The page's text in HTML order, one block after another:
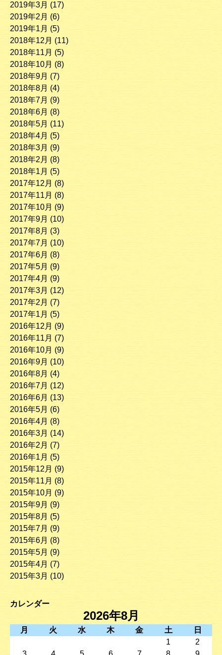
2019年3月 (17)
2019年2月 (6)
2019年1月 (5)
2018年12月 (11)
2018年11月 (5)
2018年10月 (8)
2018年9月 (7)
2018年8月 (4)
2018年7月 (9)
2018年6月 (8)
2018年5月 (11)
2018年4月 (5)
2018年3月 (9)
2018年2月 (8)
2018年1月 (5)
2017年12月 (8)
2017年11月 (8)
2017年10月 (9)
2017年9月 (10)
2017年8月 (3)
2017年7月 (10)
2017年6月 (8)
2017年5月 (9)
2017年4月 (9)
2017年3月 (12)
2017年2月 (7)
2017年1月 (5)
2016年12月 (9)
2016年11月 (7)
2016年10月 (9)
2016年9月 (10)
2016年8月 (4)
2016年7月 (12)
2016年6月 (13)
2016年5月 (6)
2016年4月 (8)
2016年3月 (14)
2016年2月 (7)
2016年1月 (5)
2015年12月 (9)
2015年11月 (8)
2015年10月 (9)
2015年9月 (9)
2015年8月 (5)
2015年7月 (9)
2015年6月 (8)
2015年5月 (9)
2015年4月 (7)
2015年3月 (10)
カレンダー
2026年8月
月 火 水 木 金 土
日
1
2